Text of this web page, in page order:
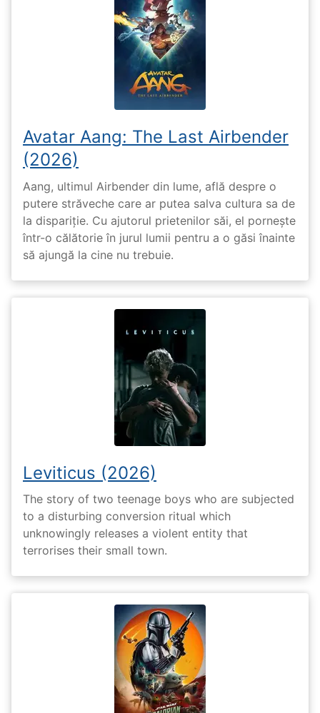
Avatar Aang: The Last Airbender
(2026)
Aang, ultimul Airbender din lume, află despre o
putere străveche care ar putea salva cultura sa de
la dispariție. Cu ajutorul prietenilor săi, el pornește
într-o călătorie în jurul lumii pentru a o găsi înainte
să ajungă la cine nu trebuie.
Leviticus (2026)
The story of two teenage boys who are subjected
to a disturbing conversion ritual which
unknowingly releases a violent entity that
terrorises their small town.